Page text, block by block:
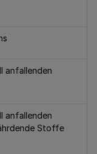
anfallenden
anfallenden
Stoffe